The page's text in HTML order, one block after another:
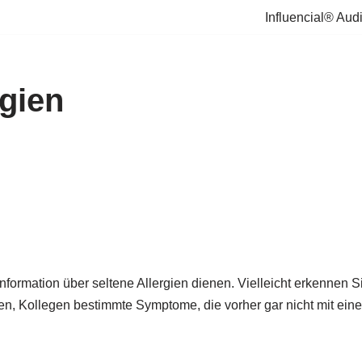
Influencial®
über seltene Allergien dienen. Vielleicht erkennen
Kollegen bestimmte Symptome, die vorher gar nicht mit